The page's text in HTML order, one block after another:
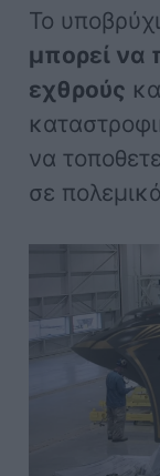
Το
μπορεί να
εχθρούς
να
σε